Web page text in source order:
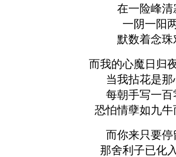
在一险峰清
一阴一阳
默数着念珠
而我的心魔日归
当我拈花是
每朝手写一
恐怕情孽如九
而你来只要停
那舍利子已化